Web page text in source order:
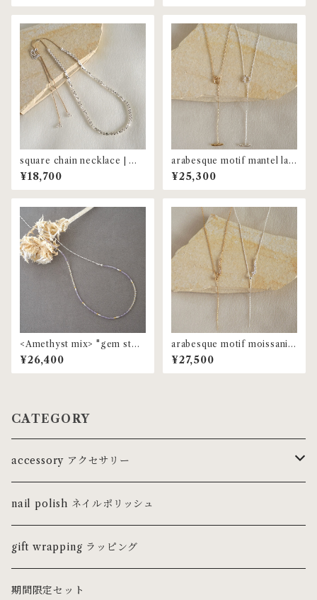
square chain necklace | M
NL-76
¥18,700
arabesque motif mantel lari
at | MNL-74
¥25,300
<Amethyst mix> "gem ston
e" beaded choker | MNL-6
1
¥26,400
arabesque motif moissanite
lariat | MNL-75
¥27,500
CATEGORY
accessory アクセサリー
ring リング
ピンキーリング
necklace ネックレス・チョーカー
pierce ピアス
nail polish ネイルポリッシュ
gift wrapping ラッピング
期間限定セット